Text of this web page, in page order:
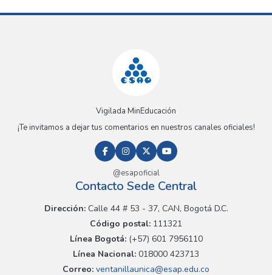
Vigilada MinEducación
¡Te invitamos a dejar tus comentarios en nuestros canales oficiales!
@esapoficial
Contacto Sede Central
Dirección:Calle 44 # 53 - 37, CAN, Bogotá D.C.
Código postal: 111321
Línea Bogotá:(+57) 601 7956110
Línea Nacional: 018000 423713
Correo: ventanillaunica@esap.edu.co